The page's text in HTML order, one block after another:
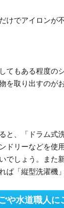
けでアイロンが
てもある程度の
を取り出すのが
と、「ドラム式
ドリーなどを使
でしょう。また
ば「縦型洗濯機
や水道職人に